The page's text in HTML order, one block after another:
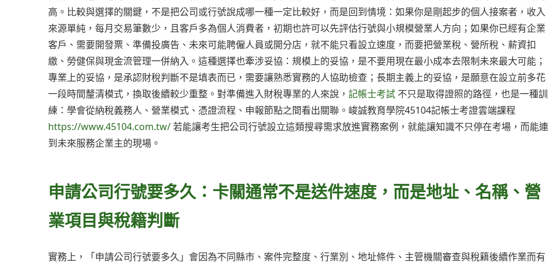
高。比較與選擇的關鍵，不是把公司或行號說成哪一種一定比較好，而是回到情境：如果你是剛起步的個人接案者，收入
來源單純，每月交易筆數少，且客戶多為個人消費者，初期也許可以先評估行號與小規模營業人方向；如果你已經有企業
客戶、需要開發票、準備投廣告、未來可能聘僱人員或開分店，就不能只看設立速度，而要把營業稅、營所稅、薪資扣
繳、勞健保與現金流管理一併納入。這種選擇也牽涉妥協：規模上的妥協，是不要用現在最小成本去限制未來最大可能；
專業上的妥協，是承認財稅判斷不是填表而已，需要讓熟悉實務的人協助檢查；長期主義上的妥協，是願意在設立前多花
一段時間釐清模式，換取後續較少重整。對準備進入財稅專業的人來說， 記帳士考試 不只是取得證照的路徑，也是一種訓
練：學會從納稅義務人、營業模式、憑證流程、申報節點之間看出關聯。峻誠教育學院45104記帳士考證雲端課程
https://www.45104.com.tw/若能讓考生把公司行號設立這類搜尋需求放進實務案例，就能讓知識不只停在考場，而能連
到未來服務企業主的現場。
申請公司行號要多久：卡關通常不是送件速度，而是地址、名稱、營
業項目與稅籍判斷
實務上，「申請公司行號要多久」會因為不同縣市、案件完整度、行業別、地址條件、主管機關審查與稅籍後續作業而有